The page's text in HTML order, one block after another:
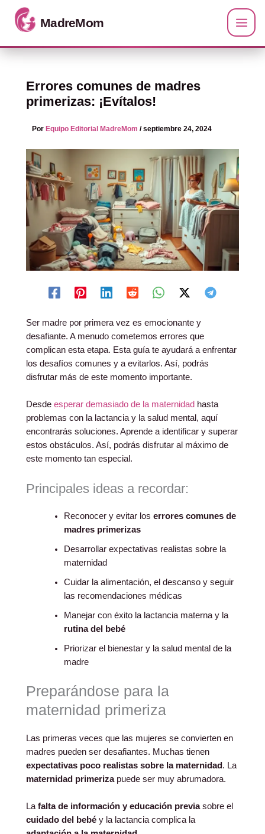
Ir al contenido
Errores comunes de madres
primerizas: ¡Evítalos!
Por Equipo Editorial MadreMom /septiembre 24, 2024
Ser madre por primera vez es emocionante y
desafiante. A menudo cometemos errores que
complican esta etapa. Esta guía te ayudará a enfrentar
los desafíos comunes y a evitarlos. Así, podrás
disfrutar más de este momento importante.
Desde esperar demasiado de la maternidad hasta
problemas con la lactancia y la salud mental, aquí
encontrarás soluciones. Aprende a identificar y superar
estos obstáculos. Así, podrás disfrutar al máximo de
este momento tan especial.
Principales ideas a recordar:
Reconocer y evitar los errores comunes de
madres primerizas
Desarrollar expectativas realistas sobre la
maternidad
Cuidar la alimentación, el descanso y seguir
las recomendaciones médicas
Manejar con éxito la lactancia materna y la
rutina del bebé
Priorizar el bienestar y la salud mental de la
madre
Preparándose para la
maternidad primeriza
Las primeras veces que las mujeres se convierten en
madres pueden ser desafiantes. Muchas tienen
expectativas poco realistas sobre la maternidad. La
maternidad primerizapuede ser muy abrumadora.
La falta de información y educación previasobre el
cuidado del bebé y la lactancia complica la